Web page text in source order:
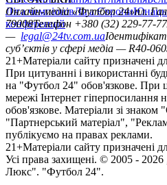
Ліга чемпіонівЛіга Європи
конференцій
Онлайн-медіа «Футбол 24»пл.
79008Телефон +380 (32) 229-77-77
— legal@24tv.com.ua
суб’єктів у сфері медіа — R40-
21+Матеріали сайту призначені
При цитуванні і використанні
на "Футбол 24" обов'язкове. При
мережі Інтернет гіперпосилання
обов'язкове. Матеріали зі знаком
"Партнерський матеріал",
публікуємо на правах реклами.
21+Матеріали сайту призначені
Усi права захищенi. © 2005 - 2026
Люкс". "Футбол 24".